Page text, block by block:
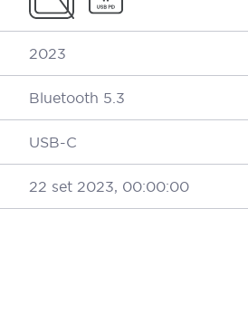
2023
Bluetooth 5.3
USB-C
22 set 2023, 00:00:00